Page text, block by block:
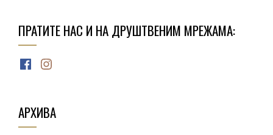
ПРАТИТЕ НАС И НА ДРУШТВЕНИМ МРЕЖАМА:
Facebook
Instagram
АРХИВА